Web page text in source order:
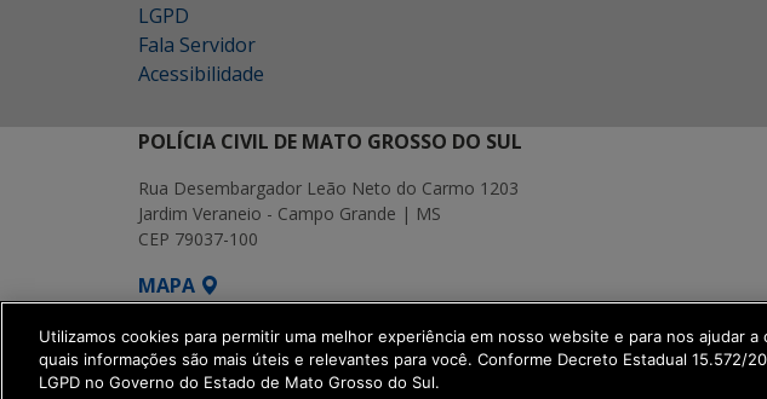
LGPD
Fala Servidor
Acessibilidade
POLÍCIA CIVIL DE MATO GROSSO DO SUL
Rua Desembargador Leão Neto do Carmo 1203
Jardim Veraneio - Campo Grande | MS
CEP 79037-100
MAPA
SETDIG | Secretaria-Executiva de Transformação Digital
get_footer();
Utilizamos cookies para permitir uma melhor experiência em nosso website e para nos ajudar a
quais informações são mais úteis e relevantes para você. Conforme Decreto Estadual 15.572/
LGPD no Governo do Estado de Mato Grosso do Sul.